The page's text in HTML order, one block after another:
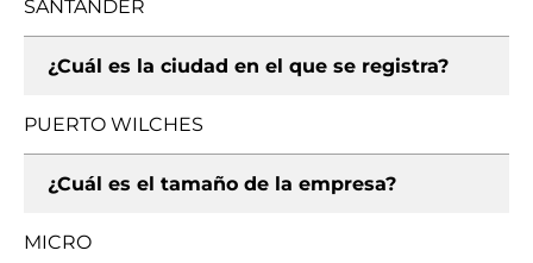
SANTANDER
¿Cuál es la ciudad en el que se registra?
PUERTO WILCHES
¿Cuál es el tamaño de la empresa?
MICRO